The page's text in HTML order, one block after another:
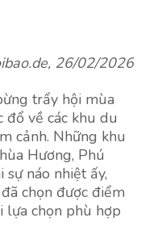
26/02/2026
trẩy hội mùa
đổ về các khu du
cảnh. Những khu
Hương, Phú
sự náo nhiệt ấy,
chọn được điểm
lựa chọn phù hợp